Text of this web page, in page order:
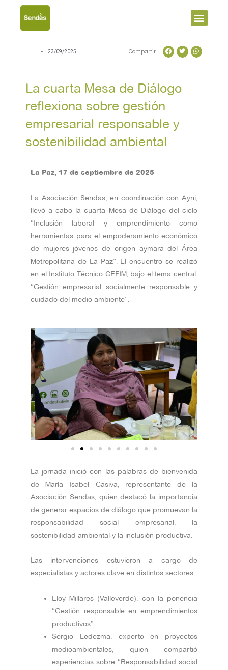
Menu
23/09/2025 Compartir
La cuarta Mesa de Diálogo
reflexiona sobre gestión
empresarial responsable y
sostenibilidad ambiental
La Paz, 17 de septiembre de 2025
La Asociación Sendas, en coordinación con Ayni,
llevó a cabo la cuarta Mesa de Diálogo del ciclo
“Inclusión laboral y emprendimiento como
herramientas para el empoderamiento económico
de mujeres jóvenes de origen aymara del Área
Metropolitana de La Paz”. El encuentro se realizó
en el Instituto Técnico CEFIM, bajo el tema central:
“Gestión empresarial socialmente responsable y
cuidado del medio ambiente”.
La jornada inició con las palabras de bienvenida
de María Isabel Casiva, representante de la
Asociación Sendas, quien destacó la importancia
de generar espacios de diálogo que promuevan la
responsabilidad social empresarial, la
sostenibilidad ambiental y la inclusión productiva.
Las intervenciones estuvieron a cargo de
especialistas y actores clave en distintos sectores:
Eloy Millares (Valleverde), con la ponencia
“Gestión responsable en emprendimientos
productivos”.
Sergio Ledezma, experto en proyectos
medioambientales, quien compartió
experiencias sobre “Responsabilidad social